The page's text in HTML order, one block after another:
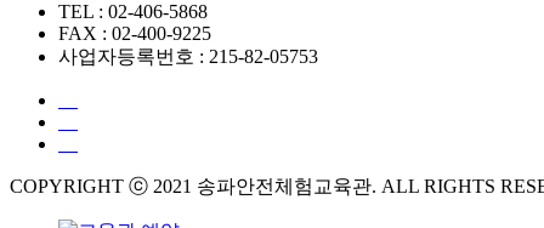
TEL : 02-406-5868
FAX : 02-400-9225
사업자등록번호 : 215-82-05753
COPYRIGHT ⓒ 2021 송파안전체험교육관. ALL RIGHTS